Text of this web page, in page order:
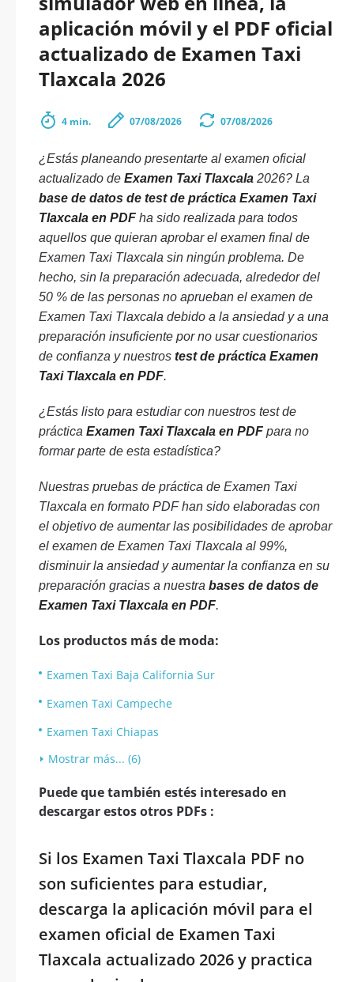
aplicación móvil y el PDF oficial
actualizado de Examen Taxi
Tlaxcala 2026
4 min. 07/08/2026 07/08/2026
¿Estás planeando presentarte al examen oficial
actualizado de Examen Taxi Tlaxcala 2026? La
base de datos de test de práctica Examen Taxi
Tlaxcala en PDF ha sido realizada para todos
aquellos que quieran aprobar el examen final de
Examen Taxi Tlaxcala sin ningún problema. De
hecho, sin la preparación adecuada, alrededor del
50 % de las personas no aprueban el examen de
Examen Taxi Tlaxcala debido a la ansiedad y a una
preparación insuficiente por no usar cuestionarios
de confianza y nuestros test de práctica Examen
Taxi Tlaxcala en PDF.
¿Estás listo para estudiar con nuestros test de
práctica Examen Taxi Tlaxcala en PDF para no
formar parte de esta estadística?
Nuestras pruebas de práctica de Examen Taxi
Tlaxcala en formato PDF han sido elaboradas con
el objetivo de aumentar las posibilidades de aprobar
el examen de Examen Taxi Tlaxcala al 99%,
disminuir la ansiedad y aumentar la confianza en su
preparación gracias a nuestra bases de datos de
Examen Taxi Tlaxcala en PDF.
Los productos más de moda:
Examen Taxi Baja California Sur
Examen Taxi Campeche
Examen Taxi Chiapas
Mostrar más... (6)
Puede que también estés interesado en
descargar estos otros PDFs :
Si los Examen Taxi Tlaxcala PDF no
son suficientes para estudiar,
descarga la aplicación móvil para el
examen oficial de Examen Taxi
Tlaxcala actualizado 2026 y practica